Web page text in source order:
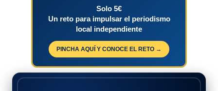
Solo 5€
Un reto para impulsar el periodismo
local independiente
PINCHA AQUÍ Y CONOCE EL RETO →